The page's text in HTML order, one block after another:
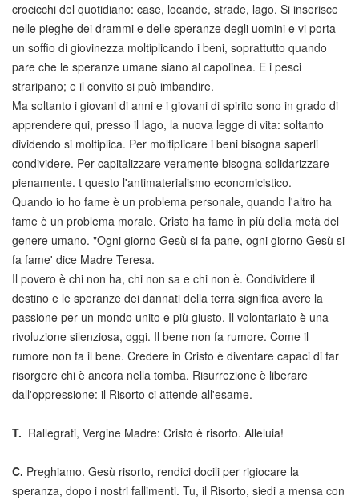
crocicchi del quotidiano: case, locande, strade, lago. Si inserisce
nelle pieghe dei drammi e delle speranze degli uomini e vi porta
un soffio di giovinezza moltiplicando i beni, soprattutto quando
pare che le speranze umane siano al capolinea. E i pesci
straripano; e il convito si può imbandire.
Ma soltanto i giovani di anni e i giovani di spirito sono in grado di
apprendere qui, presso il lago, la nuova legge di vita: soltanto
dividendo si moltiplica. Per moltiplicare i beni bisogna saperli
condividere. Per capitalizzare veramente bisogna solidarizzare
pienamente. t questo l'antimaterialismo economicistico.
Quando io ho fame è un problema personale, quando l'altro ha
fame è un problema morale. Cristo ha fame in più della metà del
genere umano. "Ogni giorno Gesù si fa pane, ogni giorno Gesù si
fa fame' dice Madre Teresa.
Il povero è chi non ha, chi non sa e chi non è. Condividere il
destino e le speranze dei dannati della terra significa avere la
passione per un mondo unito e più giusto. Il volontariato è una
rivoluzione silenziosa, oggi. Il bene non fa rumore. Come il
rumore non fa il bene. Credere in Cristo è diventare capaci di far
risorgere chi è ancora nella tomba. Risurrezione è liberare
dall'oppressione: il Risorto ci attende all'esame.
T. Rallegrati, Vergine Madre: Cristo è risorto. Alleluia!
C. Preghiamo. Gesù risorto, rendici docili per rigiocare la
speranza, dopo i nostri fallimenti. Tu, il Risorto, siedi a mensa con